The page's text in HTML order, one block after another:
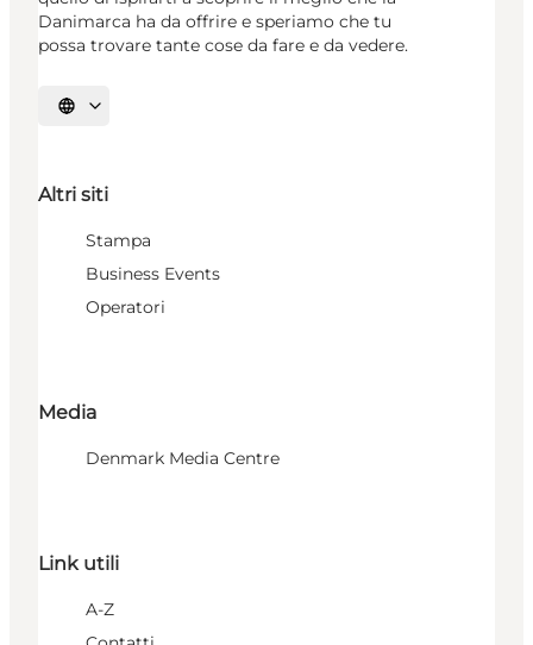
Danimarca ha da offrire e speriamo che tu
possa trovare tante cose da fare e da vedere.
Seleziona la lingua
Altri siti
Stampa
Business Events
Operatori
Media
Denmark Media Centre
Link utili
A-Z